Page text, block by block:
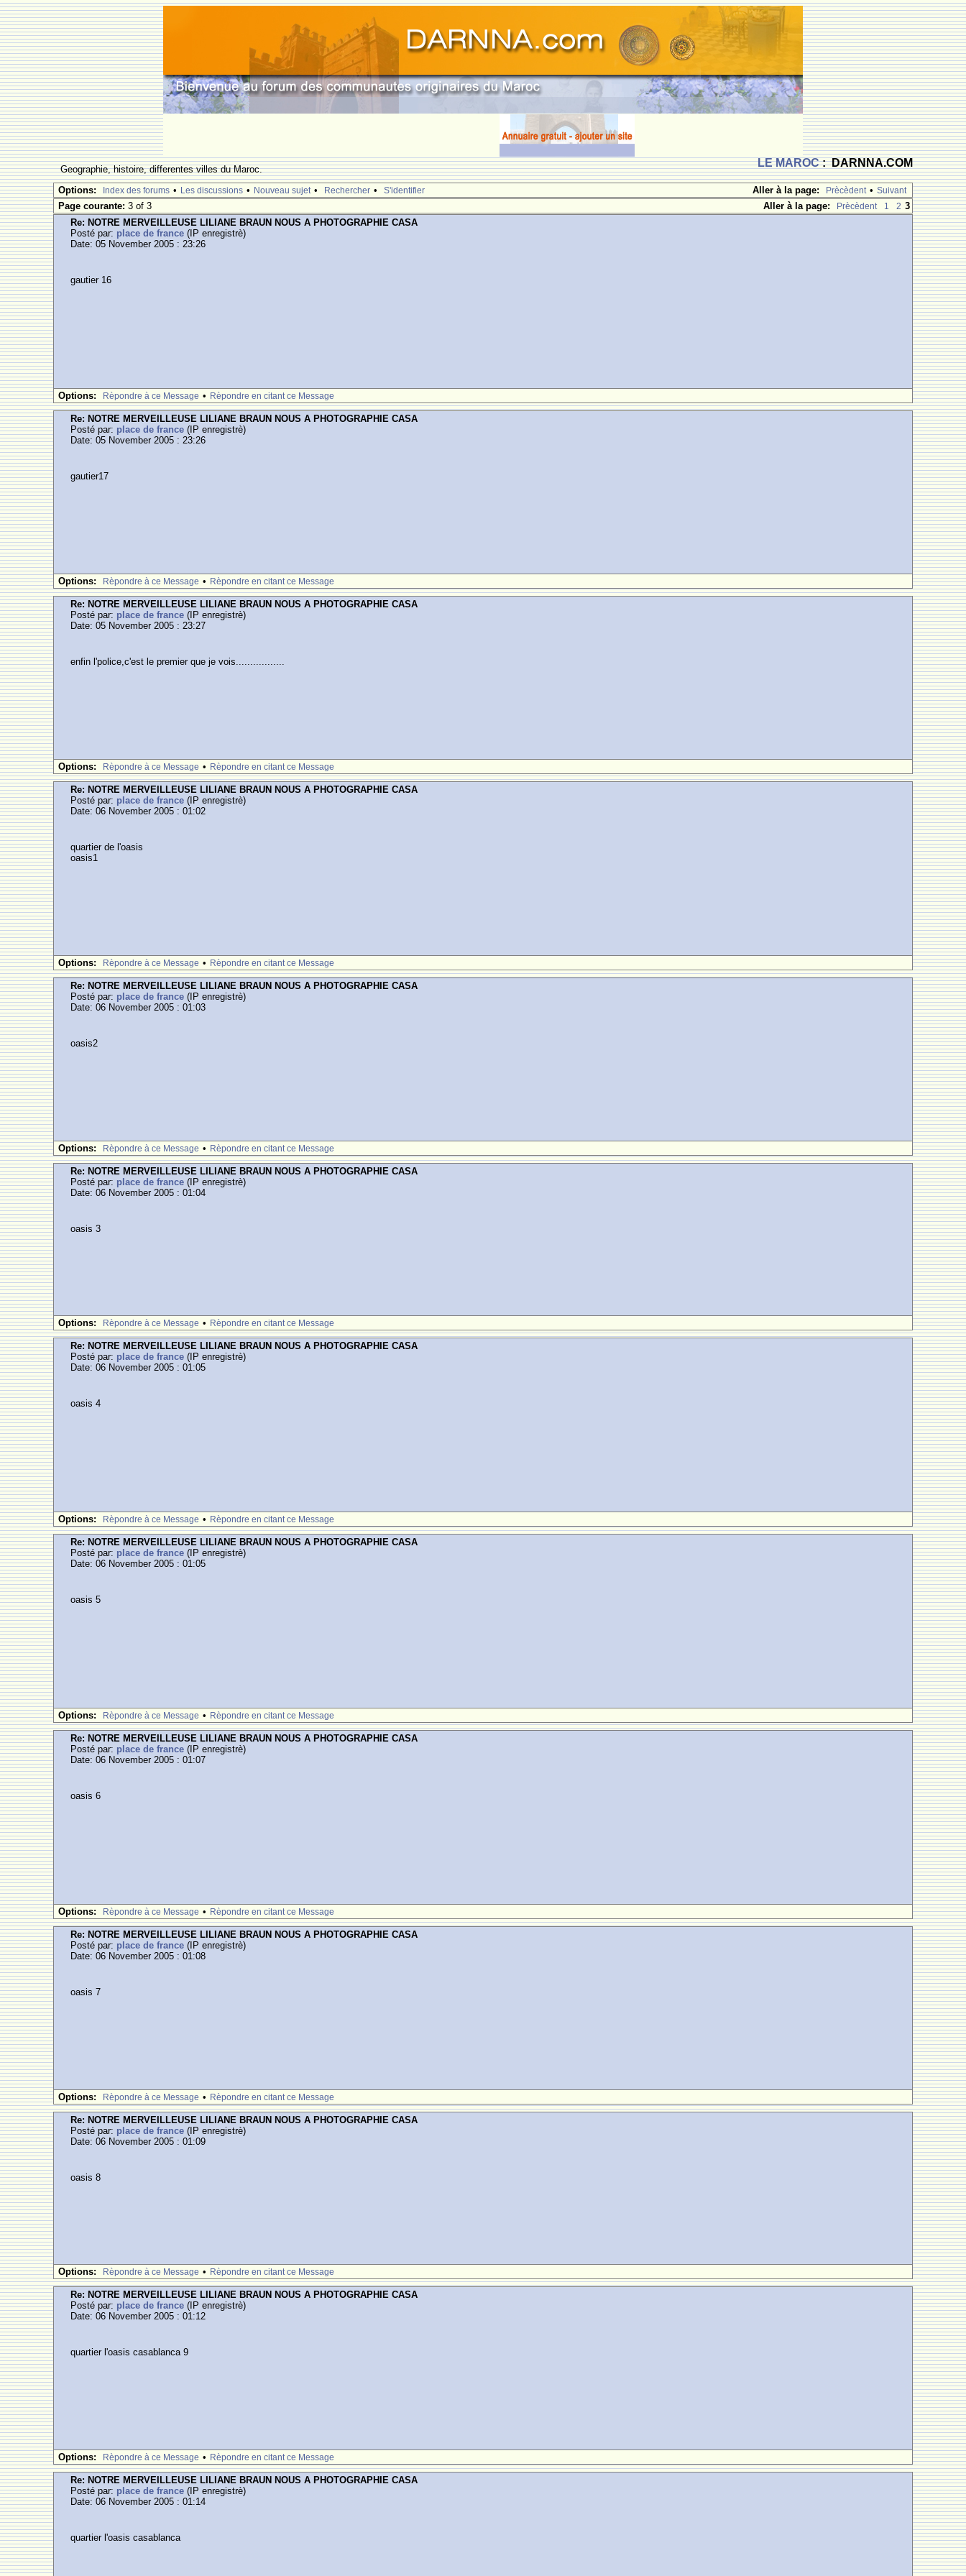
LE MAROC: DARNNA.COM
Geographie, histoire, differentes villes du Maroc.
Aller à la page:
Prècèdent • Suivant
Options: Index des forums • Les discussions • Nouveau sujet • Rechercher • S'identifier
Aller à la page: Prècèdent 1 2 3
Page courante:3 of 3
Re: NOTRE MERVEILLEUSE LILIANE BRAUN NOUS A PHOTOGRAPHIE CASA
Posté par: place de france (IP enregistrè)
Date: 05 November 2005 : 23:26
gautier 16
Options: Rèpondre à ce Message • Rèpondre en citant ce Message
Re: NOTRE MERVEILLEUSE LILIANE BRAUN NOUS A PHOTOGRAPHIE CASA
Posté par: place de france (IP enregistrè)
Date: 05 November 2005 : 23:26
gautier17
Options: Rèpondre à ce Message • Rèpondre en citant ce Message
Re: NOTRE MERVEILLEUSE LILIANE BRAUN NOUS A PHOTOGRAPHIE CASA
Posté par: place de france (IP enregistrè)
Date: 05 November 2005 : 23:27
enfin l'police,c'est le premier que je vois.................
Options: Rèpondre à ce Message • Rèpondre en citant ce Message
Re: NOTRE MERVEILLEUSE LILIANE BRAUN NOUS A PHOTOGRAPHIE CASA
Posté par: place de france (IP enregistrè)
Date: 06 November 2005 : 01:02
quartier de l'oasis
oasis1
Options: Rèpondre à ce Message • Rèpondre en citant ce Message
Re: NOTRE MERVEILLEUSE LILIANE BRAUN NOUS A PHOTOGRAPHIE CASA
Posté par: place de france (IP enregistrè)
Date: 06 November 2005 : 01:03
oasis2
Options: Rèpondre à ce Message • Rèpondre en citant ce Message
Re: NOTRE MERVEILLEUSE LILIANE BRAUN NOUS A PHOTOGRAPHIE CASA
Posté par: place de france (IP enregistrè)
Date: 06 November 2005 : 01:04
oasis 3
Options: Rèpondre à ce Message • Rèpondre en citant ce Message
Re: NOTRE MERVEILLEUSE LILIANE BRAUN NOUS A PHOTOGRAPHIE CASA
Posté par: place de france (IP enregistrè)
Date: 06 November 2005 : 01:05
oasis 4
Options: Rèpondre à ce Message • Rèpondre en citant ce Message
Re: NOTRE MERVEILLEUSE LILIANE BRAUN NOUS A PHOTOGRAPHIE CASA
Posté par: place de france (IP enregistrè)
Date: 06 November 2005 : 01:05
oasis 5
Options: Rèpondre à ce Message • Rèpondre en citant ce Message
Re: NOTRE MERVEILLEUSE LILIANE BRAUN NOUS A PHOTOGRAPHIE CASA
Posté par: place de france (IP enregistrè)
Date: 06 November 2005 : 01:07
oasis 6
Options: Rèpondre à ce Message • Rèpondre en citant ce Message
Re: NOTRE MERVEILLEUSE LILIANE BRAUN NOUS A PHOTOGRAPHIE CASA
Posté par: place de france (IP enregistrè)
Date: 06 November 2005 : 01:08
oasis 7
Options: Rèpondre à ce Message • Rèpondre en citant ce Message
Re: NOTRE MERVEILLEUSE LILIANE BRAUN NOUS A PHOTOGRAPHIE CASA
Posté par: place de france (IP enregistrè)
Date: 06 November 2005 : 01:09
oasis 8
Options: Rèpondre à ce Message • Rèpondre en citant ce Message
Re: NOTRE MERVEILLEUSE LILIANE BRAUN NOUS A PHOTOGRAPHIE CASA
Posté par: place de france (IP enregistrè)
Date: 06 November 2005 : 01:12
quartier l'oasis casablanca 9
Options: Rèpondre à ce Message • Rèpondre en citant ce Message
Re: NOTRE MERVEILLEUSE LILIANE BRAUN NOUS A PHOTOGRAPHIE CASA
Posté par: place de france (IP enregistrè)
Date: 06 November 2005 : 01:14
quartier l'oasis casablanca